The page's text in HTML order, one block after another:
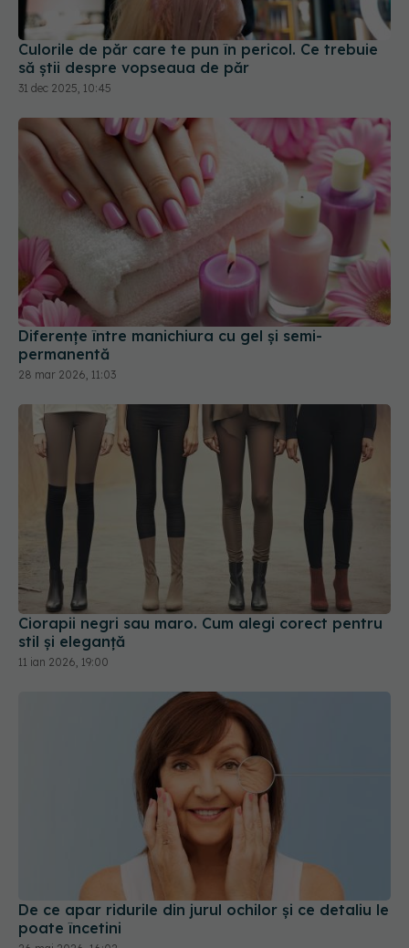
Culorile de păr care te pun în pericol. Ce trebuie
să știi despre vopseaua de păr
31 dec 2025, 10:45
Diferențe între manichiura cu gel și semi-
permanentă
28 mar 2026, 11:03
Ciorapii negri sau maro. Cum alegi corect pentru
stil și eleganță
11 ian 2026, 19:00
De ce apar ridurile din jurul ochilor și ce detaliu le
poate încetini